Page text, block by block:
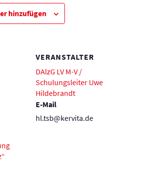
hinzufügen
VERANSTALTER
DAlzG LV M-V /
Schulungsleiter Uwe
Hildebrandt
E-Mail
hl.tsb@kervita.de